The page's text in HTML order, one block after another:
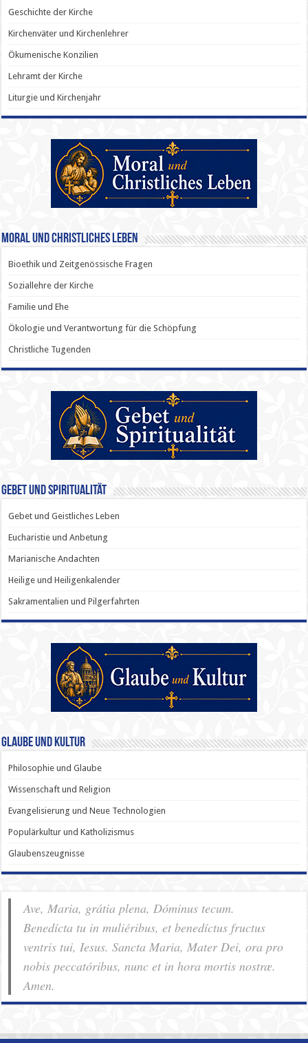
Geschichte der Kirche
Kirchenväter und Kirchenlehrer
Ökumenische Konzilien
Lehramt der Kirche
Liturgie und Kirchenjahr
Moral und Christliches Leben
Bioethik und Zeitgenössische Fragen
Soziallehre der Kirche
Familie und Ehe
Ökologie und Verantwortung für die Schöpfung
Christliche Tugenden
Gebet und Spiritualität
Gebet und Geistliches Leben
Eucharistie und Anbetung
Marianische Andachten
Heilige und Heiligenkalender
Sakramentalien und Pilgerfahrten
Glaube und Kultur
Philosophie und Glaube
Wissenschaft und Religion
Evangelisierung und Neue Technologien
Populärkultur und Katholizismus
Glaubenszeugnisse
Ave, Maria, grátia plena, Dóminus tecum.
Benedícta tu in muliéribus, et benedíctus fructus
ventris tui, Iesus. Sancta Maria, Mater Dei, ora pro
nobis pec­ca­tóribus, nunc et in hora mortis nostræ.
Amen.